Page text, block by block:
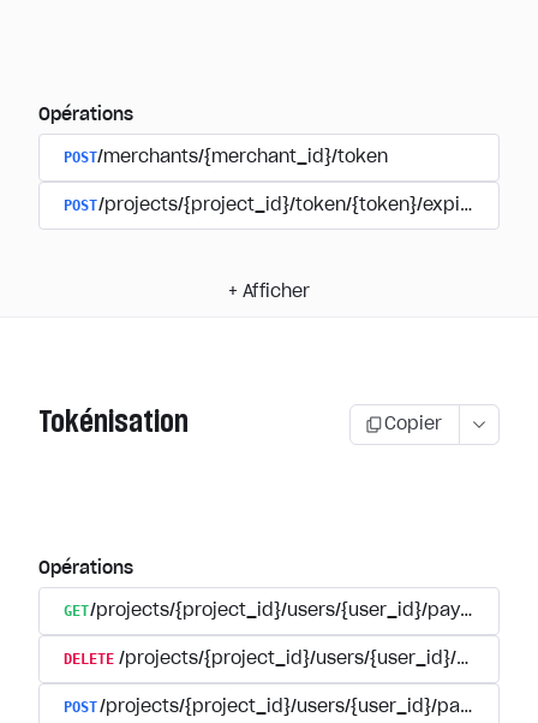
Opérations
POST/merchants/{merchant_id}/token
POST/projects/{project_id}/token/{token}/expire
+ Afficher
Tokénisation Copier
Opérations
GET/projects/{project_id}/users/{user_id}/
DELETE /projects/{project_id}/users/{user_id}/
POST/projects/{project_id}/users/{user_id}/